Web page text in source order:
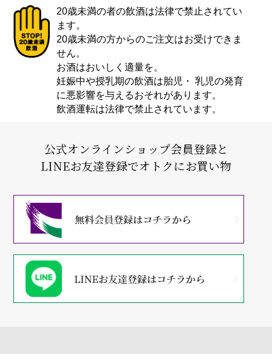
20歳未満の者の飲酒は法律で禁止されてい
ます。
20歳未満の方からのご注文はお受けできま
せん。
お酒はおいしく適量を。
妊娠中や授乳期の飲酒は胎児・ 乳児の発育
に悪影響を与えるおそれがあります。
飲酒運転は法律で禁止されています。
公式オンラインショップ会員登録と
LINEお友達登録でオトクにお買い物